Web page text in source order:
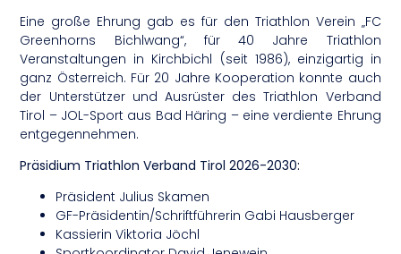
Eine große Ehrung gab es für den Triathlon Verein „FC
Greenhorns Bichlwang“, für 40 Jahre Triathlon
Veranstaltungen in Kirchbichl (seit 1986), einzigartig in
ganz Österreich. Für 20 Jahre Kooperation konnte auch
der Unterstützer und Ausrüster des Triathlon Verband
Tirol – JOL-Sport aus Bad Häring – eine verdiente Ehrung
entgegennehmen.
Präsidium Triathlon Verband Tirol 2026-2030:
Präsident Julius Skamen
GF-Präsidentin/Schriftführerin Gabi Hausberger
Kassierin Viktoria Jöchl